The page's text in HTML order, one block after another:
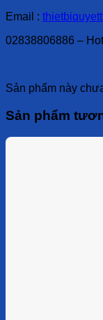
Email :
02838806886 –
Sản phẩm này
Sản phẩm